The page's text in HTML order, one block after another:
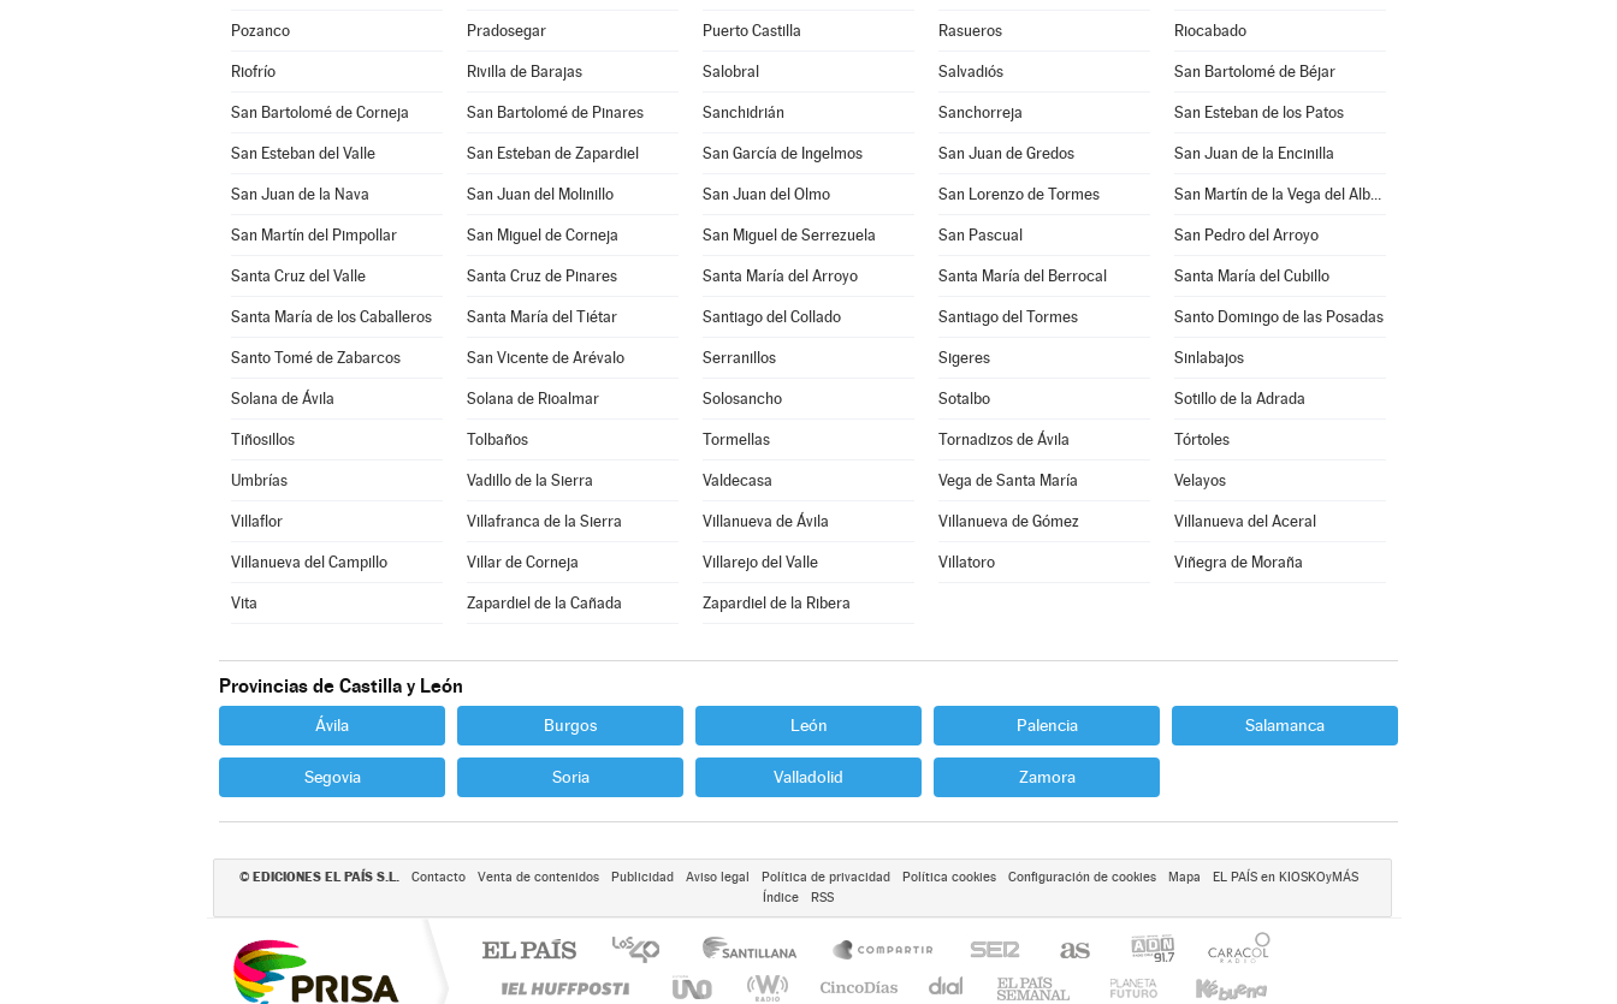
Pozanco Pradosegar Puerto Castilla Rasueros Riocabado
Riofrío Rivilla de Barajas Salobral Salvadiós San Bartolomé de Béjar
San Bartolomé de Corneja San Bartolomé de Pinares Sanchidrián Sanchorreja San Esteban de los Patos
San Esteban del Valle San Esteban de Zapardiel San García de Ingelmos San Juan de Gredos San Juan de la Encinilla
San Juan de la Nava San Juan del Molinillo San Juan del Olmo San Lorenzo de Tormes San Martín de la Vega del Alberche
San Martín del Pimpollar San Miguel de Corneja San Miguel de Serrezuela San Pascual San Pedro del Arroyo
Santa Cruz del Valle Santa Cruz de Pinares Santa María del Arroyo Santa María del Berrocal Santa María del Cubillo
Santa María de los Caballeros Santa María del Tiétar Santiago del Collado Santiago del Tormes Santo Domingo de las Posadas
Santo Tomé de Zabarcos San Vicente de Arévalo Serranillos Sigeres Sinlabajos
Solana de Ávila Solana de Rioalmar Solosancho Sotalbo Sotillo de la Adrada
Tiñosillos Tolbaños Tormellas Tornadizos de Ávila Tórtoles
Umbrías Vadillo de la Sierra Valdecasa Vega de Santa María Velayos
Villaflor Villafranca de la Sierra Villanueva de Ávila Villanueva de Gómez Villanueva del Aceral
Villanueva del Campillo Villar de Corneja Villarejo del Valle Villatoro Viñegra de Moraña
Vita Zapardiel de la Cañada Zapardiel de la Ribera
Provincias de Castilla y León
Ávila Burgos León Palencia Salamanca
Segovia Soria Valladolid Zamora
© EDICIONES EL PAÍS S.L. Contacto Venta de contenidos Publicidad Aviso legal Política de privacidad Política cookies Configuración de cookies Mapa
EL PAÍS en KIOSKOyMÁS
Índice
RSS